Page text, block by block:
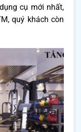
cụ mới nhất,
quý khách còn